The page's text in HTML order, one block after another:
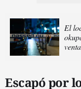
El
Escapó por